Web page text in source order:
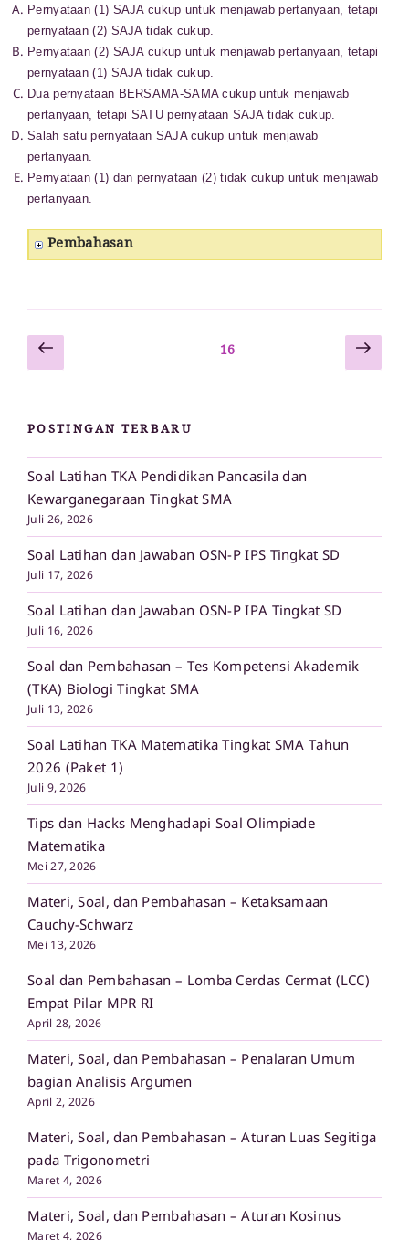
Pernyataan (1) SAJA cukup untuk menjawab pertanyaan, tetapi
pernyataan (2) SAJA tidak cukup.
Pernyataan (2) SAJA cukup untuk menjawab pertanyaan, tetapi
pernyataan (1) SAJA tidak cukup.
Dua pernyataan BERSAMA-SAMA cukup untuk menjawab
pertanyaan, tetapi SATU pernyataan SAJA tidak cukup.
Salah satu pernyataan SAJA cukup untuk menjawab
pertanyaan.
Pernyataan (1) dan pernyataan (2) tidak cukup untuk menjawab
pertanyaan.
Pembahasan
Paginasi
pos
Laman
sebelumnya
Laman16
POSTINGAN TERBARU
Soal Latihan TKA Pendidikan Pancasila dan
Kewarganegaraan Tingkat SMA
Juli 26, 2026
Soal Latihan dan Jawaban OSN-P IPS Tingkat SD
Juli 17, 2026
Soal Latihan dan Jawaban OSN-P IPA Tingkat SD
Juli 16, 2026
Soal dan Pembahasan – Tes Kompetensi Akademik
(TKA) Biologi Tingkat SMA
Juli 13, 2026
Soal Latihan TKA Matematika Tingkat SMA Tahun
2026 (Paket 1)
Juli 9, 2026
Tips dan Hacks Menghadapi Soal Olimpiade
Matematika
Mei 27, 2026
Materi, Soal, dan Pembahasan – Ketaksamaan
Cauchy-Schwarz
Mei 13, 2026
Soal dan Pembahasan – Lomba Cerdas Cermat (LCC)
Empat Pilar MPR RI
April 28, 2026
Materi, Soal, dan Pembahasan – Penalaran Umum
bagian Analisis Argumen
April 2, 2026
Materi, Soal, dan Pembahasan – Aturan Luas Segitiga
pada Trigonometri
Maret 4, 2026
Materi, Soal, dan Pembahasan – Aturan Kosinus
Maret 4, 2026